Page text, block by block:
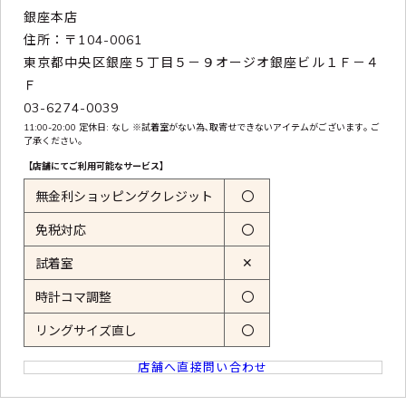
銀座本店
住所：〒104-0061
東京都中央区銀座５丁目５－９オージオ銀座ビル１Ｆ－４
Ｆ
03-6274-0039
11:00-20:00 定休日: なし ※試着室がない為､取寄せできないアイテムがございます｡ ご
了承ください｡
【店舗にてご利用可能なサービス】
無金利ショッピングクレジット 〇
免税対応 〇
試着室 ✕
時計コマ調整 〇
リングサイズ直し 〇
店舗へ直接問い合わせ